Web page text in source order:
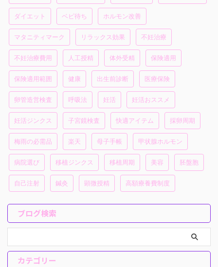
ダイエット ベビ待ち ホルモン改善
マタニティマーク リラックス効果 不妊治療
不妊治療費用 人工授精 体外受精 保険適用
保険適用範囲 健康 出生前診断 医療保険
卵管造営検査 呼吸法 妊活 妊活おススメ
妊活ジンクス 子宮鏡検査 快適アイテム 採卵周期
梅雨の必需品 楽天 母子手帳 甲状腺ホルモン
病院選び 移植ジンクス 移植周期 美容 胚盤胞
自己注射 鍼灸 顕微授精 高額療養費制度
ブログ検索
カテゴリー